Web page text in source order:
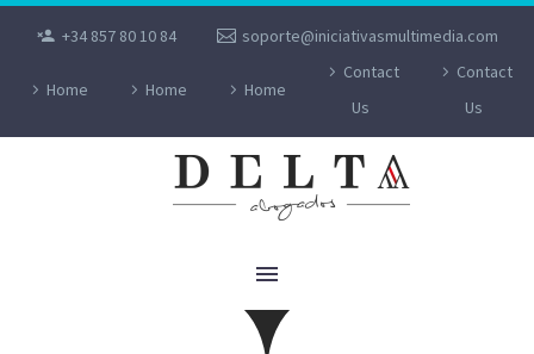
+34 857 80 10 84 soporte@iniciativasmultimedia.com
Home Home Home
Contact
Us
Contact
Us
PROCESO
LABORAL